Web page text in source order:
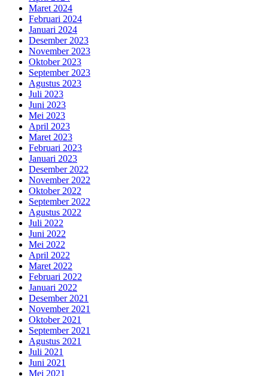
Maret 2024
Februari 2024
Januari 2024
Desember 2023
November 2023
Oktober 2023
September 2023
Agustus 2023
Juli 2023
Juni 2023
Mei 2023
April 2023
Maret 2023
Februari 2023
Januari 2023
Desember 2022
November 2022
Oktober 2022
September 2022
Agustus 2022
Juli 2022
Juni 2022
Mei 2022
April 2022
Maret 2022
Februari 2022
Januari 2022
Desember 2021
November 2021
Oktober 2021
September 2021
Agustus 2021
Juli 2021
Juni 2021
Mei 2021